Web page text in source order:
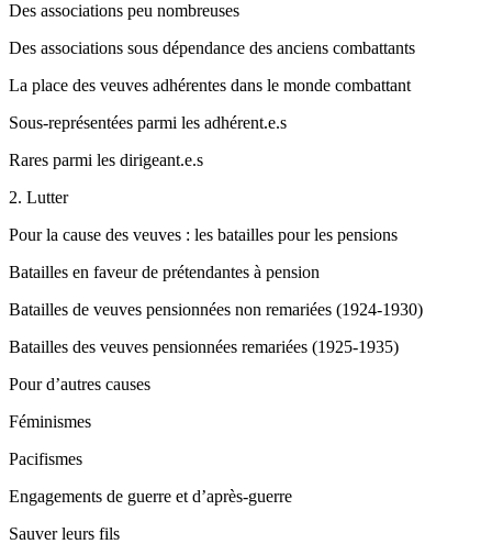
Des associations peu nombreuses
Des associations sous dépendance des anciens combattants
La place des veuves adhérentes dans le monde combattant
Sous-représentées parmi les adhérent.e.s
Rares parmi les dirigeant.e.s
2. Lutter
Pour la cause des veuves : les batailles pour les pensions
Batailles en faveur de prétendantes à pension
Batailles de veuves pensionnées non remariées (1924-1930)
Batailles des veuves pensionnées remariées (1925-1935)
Pour d’autres causes
Féminismes
Pacifismes
Engagements de guerre et d’après-guerre
Sauver leurs fils